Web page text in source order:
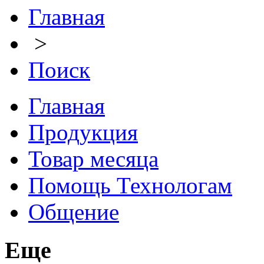
Главная
>
Поиск
Главная
Продукция
Товар месяца
Помощь Технологам
Общение
Еще